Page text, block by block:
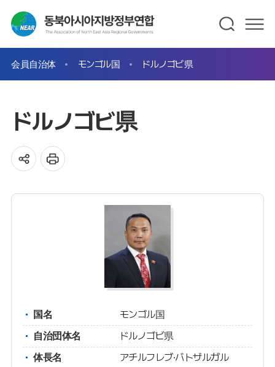
会員自治体 モンゴル国 ドルノゴビ県
ドルノゴビ県
国名
モンゴル国
自治団体名
ドルノゴビ県
体長名
アチルフレブ·バトザルガル